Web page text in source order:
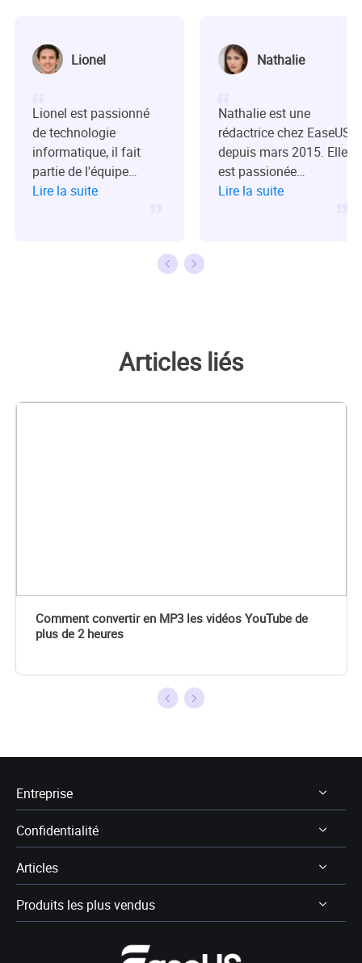
Lionel
Lionel est passionné
de technologie
informatique, il fait
partie de l'équipe
EaseUS depuis 8 ans,
données, de la gestion
Lire la suite
Nathalie
Nathalie est une
rédactrice chez EaseUS
depuis mars 2015. Elle
est passionée
d'informatique, ses
pouvez lui contacter
Twitter, à bientôt!…
Lire la suite
Articles liés
Comment convertir en MP3 les vidéos YouTube de
plus de 2 heures
Entreprise
À Propos
Avis & récompenses
Contactez EaseUS
Confidentialité
Désinstaller
Politique de remboursement
Articles
Récupération des données
Avis logiciel récupération données
Produits les plus vendus
Data Recovery Wizard Pro